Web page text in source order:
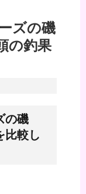
ズの磯
の釣果
の磯
比較し